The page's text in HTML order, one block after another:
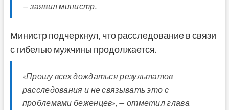
— заявил министр.
Министр подчеркнул, что расследование в связи
с гибелью мужчины продолжается.
«Прошу всех дождаться результатов
расследования и не связывать это с
проблемами беженцев», — отметил глава